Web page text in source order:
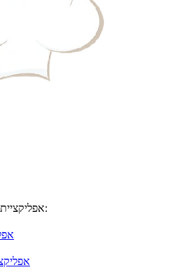
אפליקציית המתכונים שלנו! להורדה בחינם: